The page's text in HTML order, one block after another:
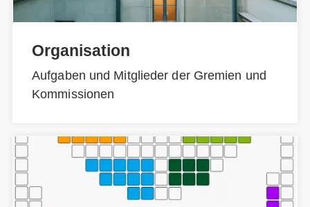
Organisation
Aufgaben und Mitglieder der Gremien und
Kommissionen